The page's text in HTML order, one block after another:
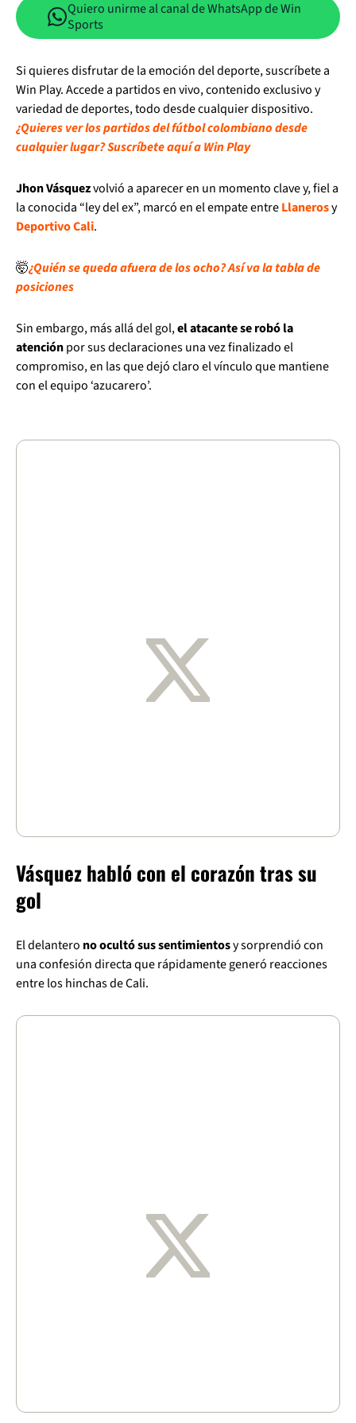
Quiero unirme al canal de WhatsApp de Win
Sports
Si quieres disfrutar de la emoción del deporte, suscríbete a
Win Play. Accede a partidos en vivo, contenido exclusivo y
variedad de deportes, todo desde cualquier dispositivo.
¿Quieres ver los partidos del fútbol colombiano desde
cualquier lugar? Suscríbete aquí a Win Play
Jhon Vásquezvolvió a aparecer en un momento clave y, fiel a
la conocida “ley del ex”, marcó en el empate entreLlanerosy
Deportivo Cali.
🤯¿Quién se queda afuera de los ocho? Así va la tabla de
posiciones
Sin embargo, más allá del gol,el atacante se robó la
atenciónpor sus declaraciones una vez finalizado el
compromiso, en las que dejó claro el vínculo que mantiene
con el equipo ‘azucarero’.
Vásquez habló con el corazón tras su
gol
El delantero no ocultó sus sentimientosy sorprendió con
una confesión directa que rápidamente generó reacciones
entre los hinchas de Cali.